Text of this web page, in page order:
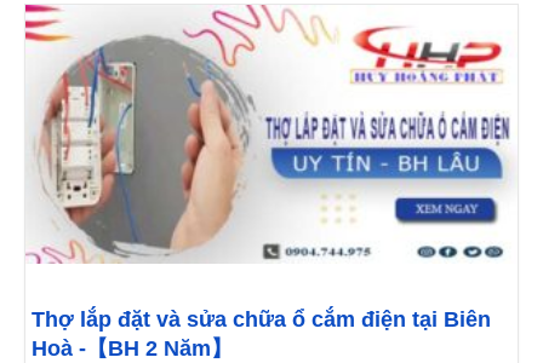
Thợ lắp đặt và sửa chữa ổ cắm điện tại Biên
Hoà -【BH 2 Năm】